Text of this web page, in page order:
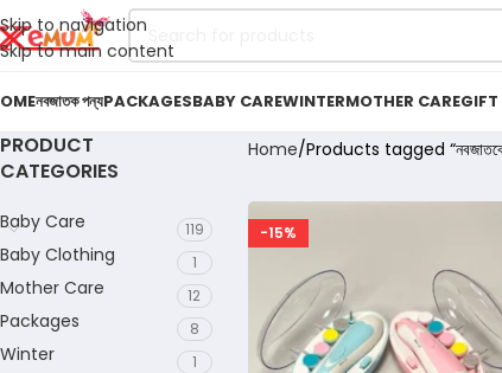
Skip to navigation
Skip to main content
নবজাতক পন্যPACKAGESBABY CAREWINTERMOTHER CARE
PRODUCT
CATEGORIES
Baby Care 119
Baby Clothing 1
Mother Care 12
Packages 8
Winter 1
Home Products tagged
-15%